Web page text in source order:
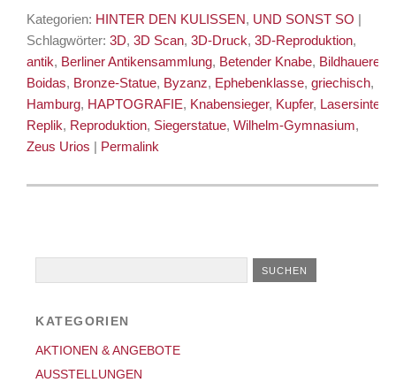
Kategorien: HINTER DEN KULISSEN, UND SONST SO |
Schlagwörter:3D,3D Scan,3D-Druck,3D-Reproduktion,
antik, Berliner Antikensammlung, Betender Knabe, Bildhauerei
Boidas, Bronze-Statue, Byzanz, Ephebenklasse,griechisch,
Hamburg, HAPTOGRAFIE, Knabensieger, Kupfer, Lasersinter
Replik, Reproduktion, Siegerstatue,Wilhelm-Gymnasium,
Zeus Urios | Permalink
KATEGORIEN
AKTIONEN & ANGEBOTE
AUSSTELLUNGEN